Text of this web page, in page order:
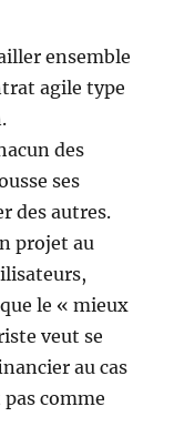
ensemble
agile type
des
ses
des autres.
projet au
le « mieux
veut se
au cas
comme